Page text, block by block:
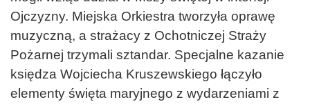
Ojczyzny. Miejska Orkiestra tworzyła oprawę
muzyczną, a strażacy z Ochotniczej Straży
Pożarnej trzymali sztandar. Specjalne kazanie
księdza Wojciecha Kruszewskiego łączyło
elementy święta maryjnego z wydarzeniami z